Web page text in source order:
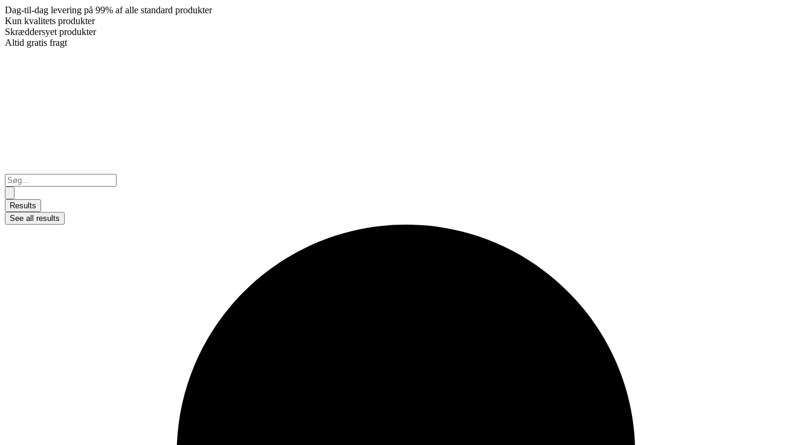
Dag-til-dag levering på 99% af alle standard produkter
Kun kvalitets produkter
Skræddersyet produkter
Altid gratis fragt
Search
...
Results
See all results